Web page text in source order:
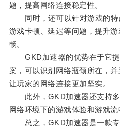
题，提高网络连接稳定性。
同时，还可以针对游戏的特
游戏卡顿、延迟等问题，提升
畅。
GKD加速器的优势在于它提
案，可以识别网络瓶颈所在，
让玩家的网络连接更加坚实。
此外，GKD加速器还支持多
网络环境下的游戏体验和游戏流
总之，GKD加速器是一款专